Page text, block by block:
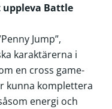
Battle
Jump”,
karaktärerna i
en cross game-
kunna komplettera
energi och